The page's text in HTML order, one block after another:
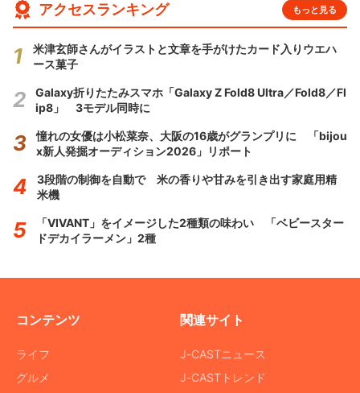
アクセスランキング もっと見る
米津玄師さんがイラストと文章を手がけたカード入りウエハ
ース菓子
Galaxy折りたたみスマホ「Galaxy Z Fold8 Ultra／Fold8／Fl
ip8」 3モデル同時に
憧れの女優は小松菜奈、大阪の16歳がグランプリに 「bijou
x新人発掘オーディション2026」リポート
3段階の制御を自動で 米の香りや甘みを引き出す家庭用精
米機
「VIVANT」をイメージした2種類の味わい 「ベビースター
ドデカイラーメン」2種
コンテンツ
ライフ
グルメ
関連サイト
J-CASTニュース
J-CASTトレンド